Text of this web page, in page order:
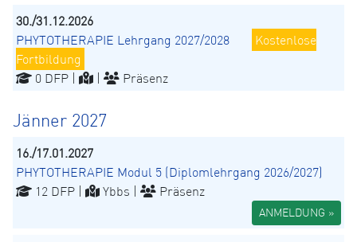
30./31.12.2026
PHYTOTHERAPIE Lehrgang 2027/2028
Kostenlose
Fortbildung
0 DFP |
Präsenz
Jänner 2027
16./17.01.2027
PHYTOTHERAPIE Modul 5 (Diplomlehrgang 2026/2027)
12 DFP |
Ybbs | Präsenz
ANMELDUNG »